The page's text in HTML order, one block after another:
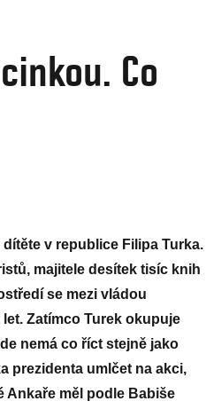
Co
v republice Filipa Turka.
majitele desítek tisíc knih
se mezi vládou
Zatímco Turek okupuje
nemá co říct stejně jako
prezidenta umlčet na akci,
Ankaře měl podle Babiše